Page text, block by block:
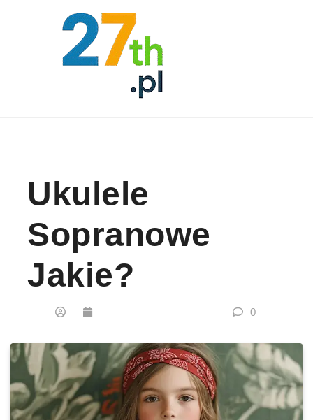
Ukulele
Sopranowe
Jakie?
0